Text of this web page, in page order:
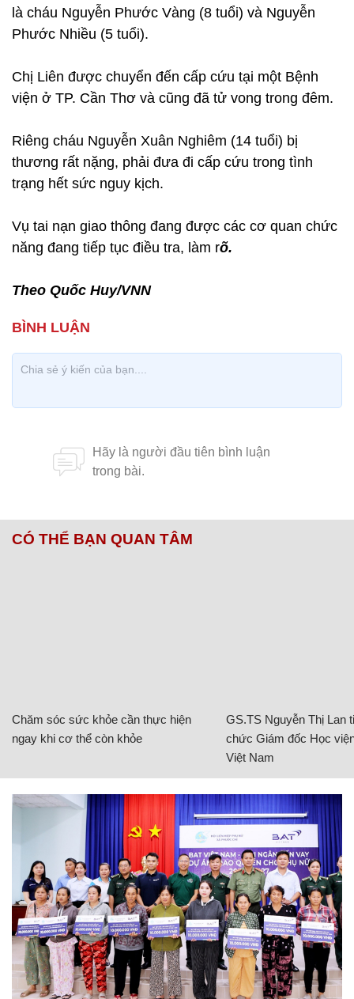
là cháu Nguyễn Phước Vàng (8 tuổi) và Nguyễn
Phước Nhiều (5 tuổi).
Chị Liên được chuyển đến cấp cứu tại một Bệnh
viện ở TP. Cần Thơ và cũng đã tử vong trong đêm.
Riêng cháu Nguyễn Xuân Nghiêm (14 tuổi) bị
thương rất nặng, phải đưa đi cấp cứu trong tình
trạng hết sức nguy kịch.
Vụ tai nạn giao thông đang được các cơ quan chức
năng đang tiếp tục điều tra, làm rõ.
Theo Quốc Huy/VNN
CÓ THỂ BẠN QUAN TÂM
Chăm sóc sức khỏe cần thực hiện
ngay khi cơ thể còn khỏe
GS.TS Nguyễn Thị Lan
chức Giám đốc Học
Việt Nam